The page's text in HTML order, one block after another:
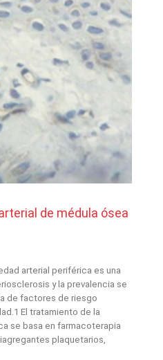
de médula ósea
arterial periférica es una
y la prevalencia se
de factores de riesgo
El tratamiento de la
se basa en farmacoterapia
plaquetarios,